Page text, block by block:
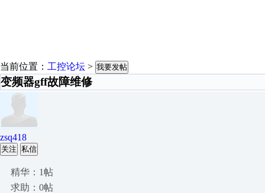
当前位置： 工控论坛 > 我要发帖
变频器gff故障维修
zsq418
关注 私信
精华：1帖
求助：0帖